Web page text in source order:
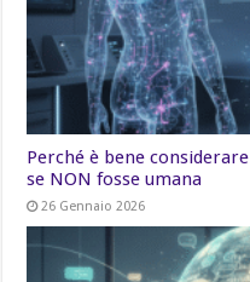
Perché è bene
se NON fosse umana
26 Gennaio 2026